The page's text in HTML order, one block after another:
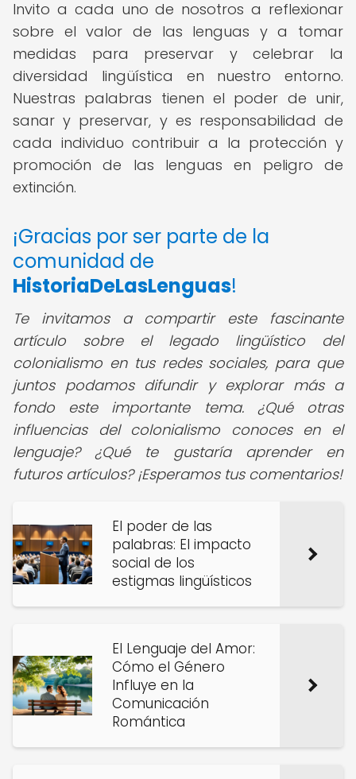
Invito a cada uno de nosotros a reflexionar
sobre el valor de las lenguas y a tomar
medidas para preservar y celebrar la
diversidad lingüística en nuestro entorno.
Nuestras palabras tienen el poder de unir,
sanar y preservar, y es responsabilidad de
cada individuo contribuir a la protección y
promoción de las lenguas en peligro de
extinción.
¡Gracias por ser parte de la
comunidad de
HistoriaDeLasLenguas!
Te invitamos a compartir este fascinante
artículo sobre el legado lingüístico del
colonialismo en tus redes sociales, para que
juntos podamos difundir y explorar más a
fondo este importante tema. ¿Qué otras
influencias del colonialismo conoces en el
lenguaje? ¿Qué te gustaría aprender en
futuros artículos? ¡Esperamos tus comentarios!
El poder de las
palabras: El impacto
social de los
estigmas lingüísticos
El Lenguaje del Amor:
Cómo el Género
Influye en la
Comunicación
Romántica